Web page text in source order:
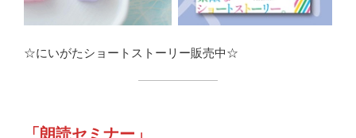
☆にいがたショートストーリー販売中☆
「朗読セミナー」